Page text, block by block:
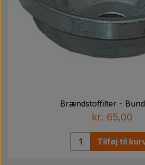
Brændstoffilter -
kr. 65,00
Tilføj til